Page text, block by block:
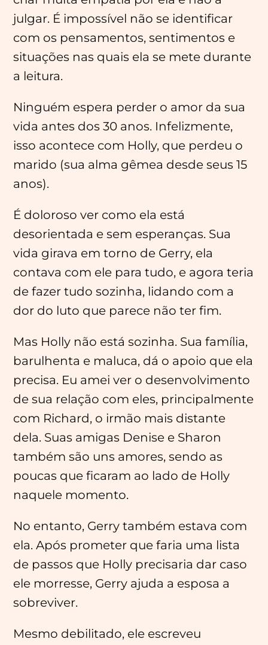
julgar. É impossível não se identificar
com os pensamentos, sentimentos e
situações nas quais ela se mete durante
a leitura.
Ninguém espera perder o amor da sua
vida antes dos 30 anos. Infelizmente,
isso acontece com Holly, que perdeu o
marido (sua alma gêmea desde seus 15
anos).
É doloroso ver como ela está
desorientada e sem esperanças. Sua
vida girava em torno de Gerry, ela
contava com ele para tudo, e agora teria
de fazer tudo sozinha, lidando com a
dor do luto que parece não ter fim.
Mas Holly não está sozinha. Sua família,
barulhenta e maluca, dá o apoio que ela
precisa. Eu amei ver o desenvolvimento
de sua relação com eles, principalmente
com Richard, o irmão mais distante
dela. Suas amigas Denise e Sharon
também são uns amores, sendo as
poucas que ficaram ao lado de Holly
naquele momento.
No entanto, Gerry também estava com
ela. Após prometer que faria uma lista
de passos que Holly precisaria dar caso
ele morresse, Gerry ajuda a esposa a
sobreviver.
Mesmo debilitado, ele escreveu